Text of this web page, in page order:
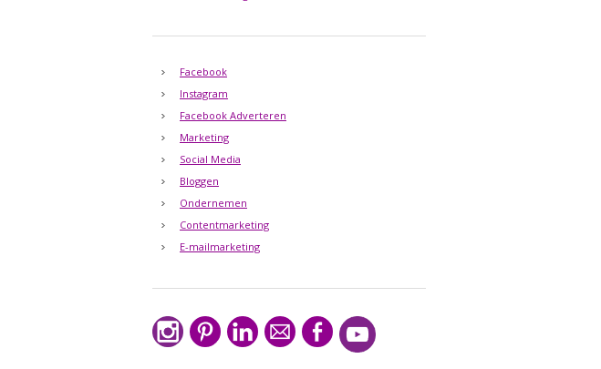
Facebook
Instagram
Facebook Adverteren
Marketing
Social Media
Bloggen
Ondernemen
Contentmarketing
E-mailmarketing